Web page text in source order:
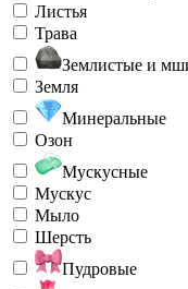
Листья
Трава
Землистые и
Земля
Минеральные
Озон
Мускусные
Мускус
Мыло
Шерсть
Пудровые